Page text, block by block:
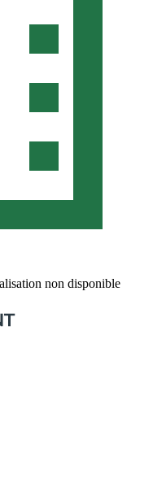
non disponible